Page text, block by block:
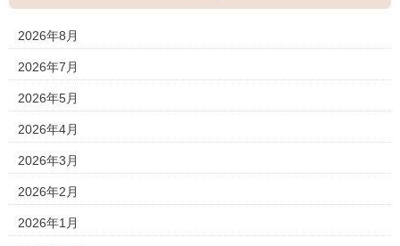
2026年8月
2026年7月
2026年5月
2026年4月
2026年3月
2026年2月
2026年1月